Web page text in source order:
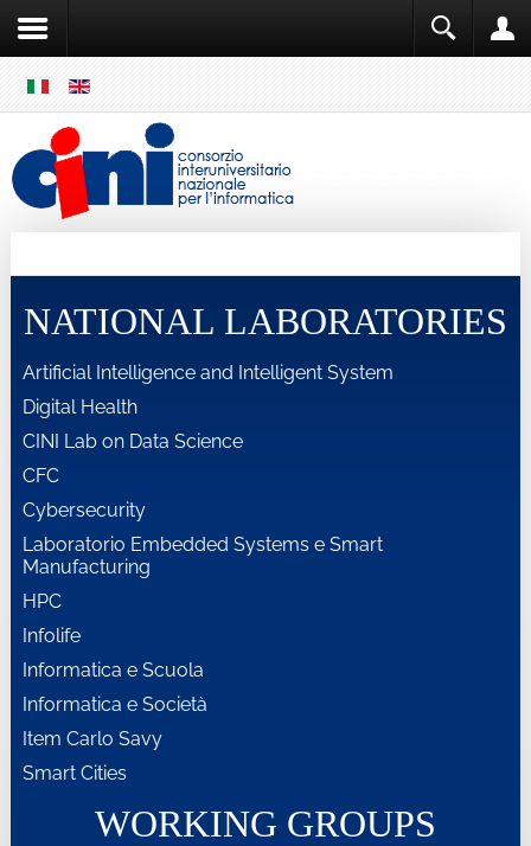
MENU
NATIONAL LABORATORIES
Artificial Intelligence and Intelligent System
Digital Health
CINI Lab on Data Science
CFC
Cybersecurity
Laboratorio Embedded Systems e Smart
Manufacturing
HPC
Infolife
Informatica e Scuola
Informatica e Società
Item Carlo Savy
Smart Cities
WORKING GROUPS